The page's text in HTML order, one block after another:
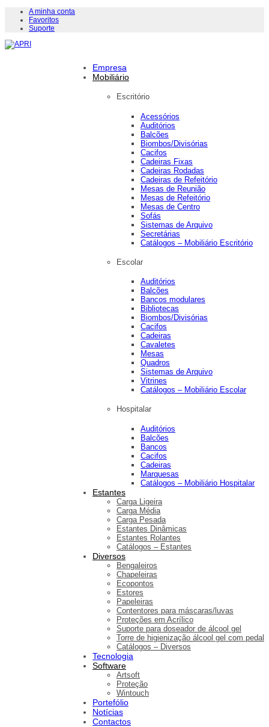
A minha conta
Favoritos
Suporte
Empresa
Mobiliário
Escritório
Acessórios
Auditórios
Balcões
Biombos/Divisórias
Cacifos
Cadeiras Fixas
Cadeiras Rodadas
Cadeiras de Refeitório
Mesas de Reunião
Mesas de Refeitório
Mesas de Centro
Sofás
Sistemas de Arquivo
Secretárias
Catálogos – Mobiliário Escritório
Escolar
Auditórios
Balcões
Bancos modulares
Bibliotecas
Biombos/Divisórias
Cacifos
Cadeiras
Cavaletes
Mesas
Quadros
Sistemas de Arquivo
Vitrines
Catálogos – Mobiliário Escolar
Hospitalar
Auditórios
Balcões
Bancos
Cacifos
Cadeiras
Marquesas
Catálogos – Mobiliário Hospitalar
Estantes
Carga Ligeira
Carga Média
Carga Pesada
Estantes Dinâmicas
Estantes Rolantes
Catálogos – Estantes
Diversos
Bengaleiros
Chapeleiras
Ecopontos
Estores
Papeleiras
Contentores para máscaras/luvas
Proteções em Acrílico
Suporte para doseador de álcool gel
Torre de higienização álcool gel com pedal
Catálogos – Diversos
Tecnologia
Software
Artsoft
Proteção
Wintouch
Portefólio
Notícias
Contactos